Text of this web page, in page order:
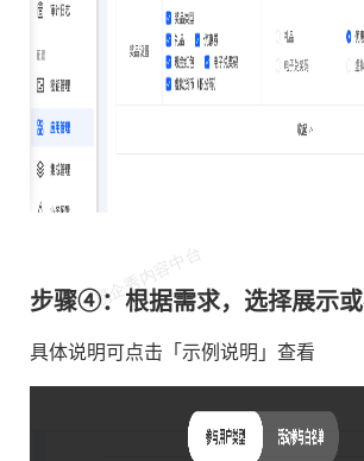
步骤④：根据需求，选择展示
具体说明可点击「示例说明」查看